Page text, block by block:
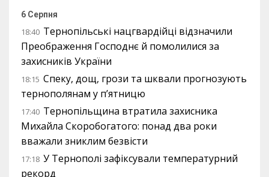
6 Серпня
18:40 Тернопільські нацгвардійці відзначили
Преображення Господнє й помолилися за
захисників України
18:15 Спеку, дощ, грози та шквали прогнозують
тернополянам у п’ятницю
17:40 Тернопільщина втратила захисника
Михайла Скоробогатого: понад два роки
вважали зниклим безвісти
17:18 У Тернополі зафіксували температурний
рекорд